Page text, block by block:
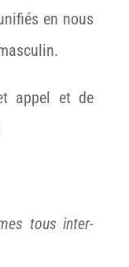
en nous
appel et de
tous inter-